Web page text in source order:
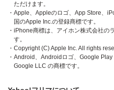
ただけます。
・Apple、Appleのロゴ、App Store、
国のApple Inc.の登録商標です。
・iPhone商標は、アイホン株式会社の
す。
・Copyright (C) Apple Inc. All rights
・Android、Androidロゴ、Google Play
Google LLC の商標です。